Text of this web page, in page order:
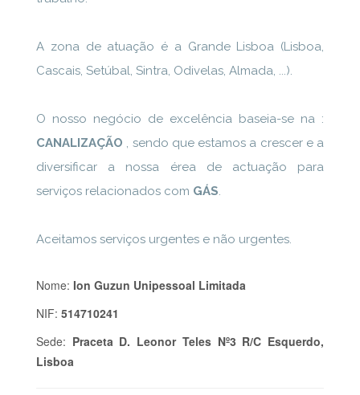
A zona de atuação é a Grande Lisboa (Lisboa,
Cascais, Setúbal, Sintra, Odivelas, Almada, ...).
O nosso negócio de excelência baseia-se na :
CANALIZAÇÃO , sendo que estamos a crescer e a
diversificar a nossa érea de actuação para
serviços relacionados com GÁS
Aceitamos serviços urgentes e não urgentes.
Nome: Ion Guzun Unipessoal Limitada
NIF: 514710241
Sede: Praceta D. Leonor Teles Nº3 R/C Esquerdo,
Lisboa